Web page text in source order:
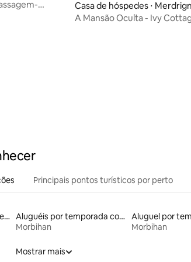
Casa de hóspedes ⋅
A Mansão Oculta - Ivy
Principais pontos turísticos por perto
Aluguéis de espaços em frente à praia
Aluguéis por temporada com sauna
Morbihan
Morbihan
Mostrar mais